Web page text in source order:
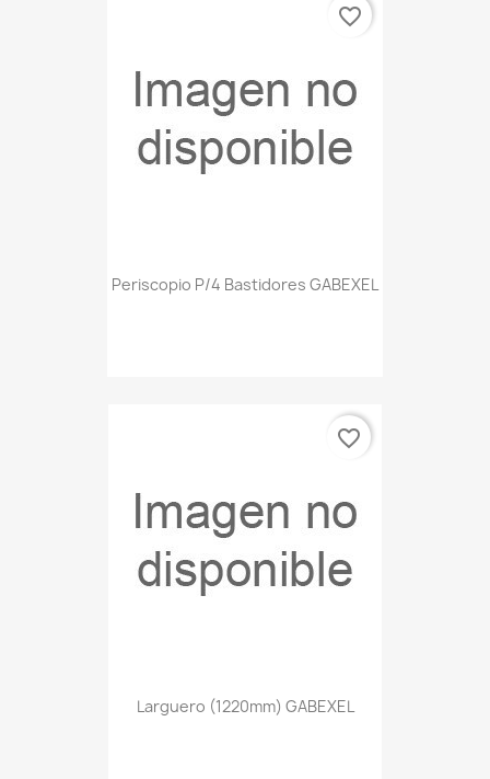
Periscopio P/4 Bastidores GABEXEL
favorite_border
Larguero (1220mm) GABEXEL
favorite_border